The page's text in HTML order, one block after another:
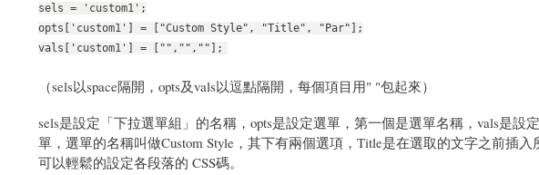
sels = 'custom1';
opts['custom1'] = ["Custom Style", "Title", "Par"];
vals['custom1'] = ["","",""];
（sels以space隔開，opts及vals以逗點隔開，每個項目用" "包起來）
sels是設定「下拉選單組」的名稱，opts是設定選單，第一個是選單名稱，vals是設
單，選單的名稱叫做Custom Style，其下有兩個選項，Title是在選取的文字之前插
可以輕鬆的設定各段落的 CSS碼。